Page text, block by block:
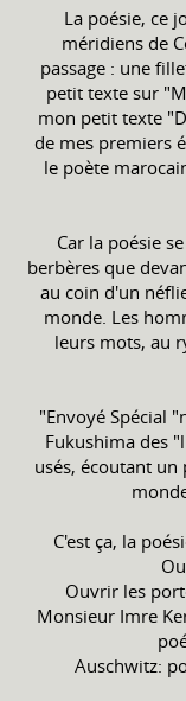
La poésie, ce
méridiens de
passage : une
petit texte sur
mon petit texte
de mes premiers
le poète
Car la poésie
berbères que
au coin d'un
monde. Les
leurs mots, au
"Envoyé Spécial
Fukushima des
usés, écoutant
C'est ça, la
Ouvrir les
Monsieur Imre
Auschwitz: